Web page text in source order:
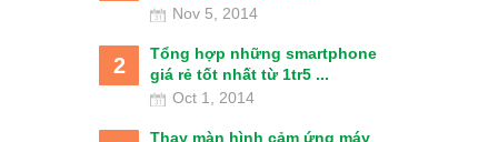
Nov 5, 2014
2
Tổng hợp những smartphone
giá rẻ tốt nhất từ 1tr5 ...
Oct 1, 2014
Thay màn hình cảm ứng máy